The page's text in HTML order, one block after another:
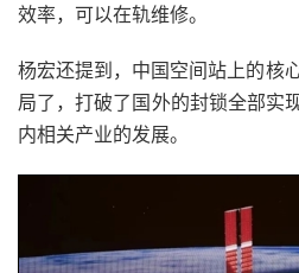
效率，可以在轨维修。
杨宏还提到，中国空间站上的核
局了，打破了国外的封锁全部实
内相关产业的发展。